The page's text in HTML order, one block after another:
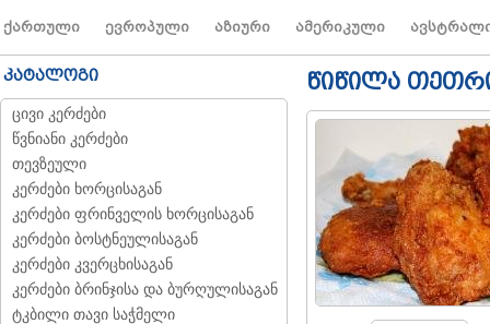
ქართული ევროპული აზიური ამერიკული
კატალოგი
ცივი კერძები
წვნიანი კერძები
თევზეული
კერძები ხორცისაგან
კერძები ფრინველის ხორცისაგან
კერძები ბოსტნეულისაგან
კერძები კვერცხისაგან
კერძები ბრინჯისა და ბურღულისაგან
ტკბილი თავი საჭმელი
წიწილა